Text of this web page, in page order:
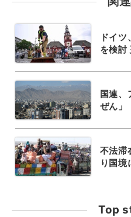
ドイ
を検討
国連、
ぜん」
不法滞
り国境
Top